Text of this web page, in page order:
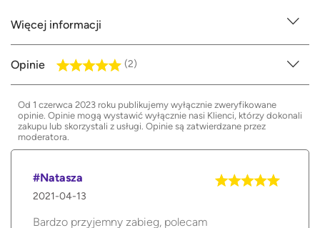
Więcej informacji
Opinie (2)
Od 1 czerwca 2023 roku publikujemy wyłącznie zweryfikowane
opinie. Opinie mogą wystawić wyłącznie nasi Klienci, którzy dokonali
zakupu lub skorzystali z usługi. Opinie są zatwierdzane przez
moderatora.
#Natasza
2021-04-13
Bardzo przyjemny zabieg, polecam